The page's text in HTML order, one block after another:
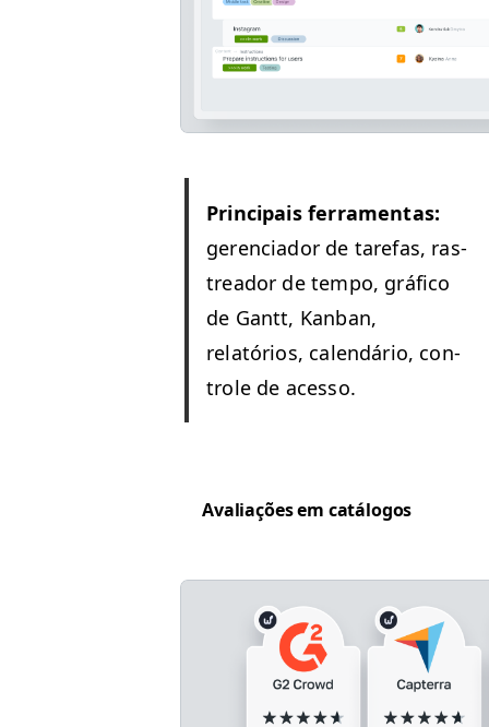
Prin­ci­pais fer­ra­men­tas:
geren­ci­ador de tare­fas, ras­
treador de tem­po, grá­fi­co
de Gantt, Kan­ban,
relatórios, cal­endário, con­
t­role de acesso.
Avali­ações em catálogos